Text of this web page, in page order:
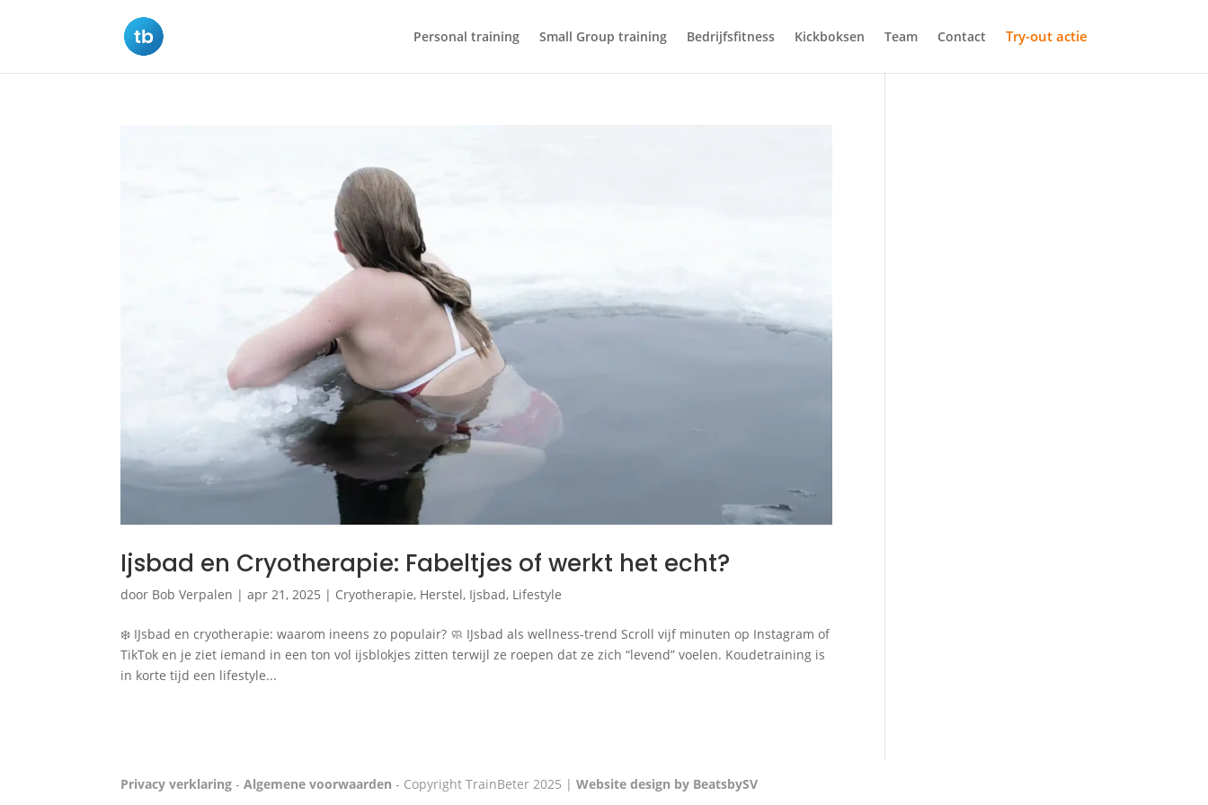
Personal training Small Group training Bedrijfsfitness Kickboksen Team Contact Try-out actie
Ijsbad en Cryotherapie: Fabeltjes of werkt het echt?
door Bob Verpalen |apr 21, 2025 | Cryotherapie, Herstel, Ijsbad, Lifestyle
❄️ IJsbad en cryotherapie: waarom ineens zo populair? 🧼 IJsbad als wellness-trend Scroll vijf minuten op Instagram of
TikTok en je ziet iemand in een ton vol ijsblokjes zitten terwijl ze roepen dat ze zich “levend” voelen. Koudetraining is
in korte tijd een lifestyle...
Privacy verklaring -Algemene voorwaarden - Copyright TrainBeter 2025 |Website design by BeatsbySV